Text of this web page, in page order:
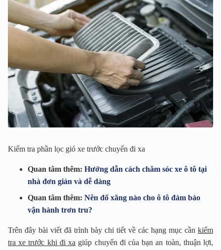
Kiểm tra phần lọc gió xe trước chuyến đi xa
Quan tâm thêm: Hướng dẫn cách chăm sóc xe ô tô tại
nhà đơn giản và dễ dàng
Quan tâm thêm: Nên đổ xăng nào cho ô tô đảm bảo
vận hành trơn tru?
Trên đây bài viết đã trình bày chi tiết về các hạng mục cần kiểm
tra xe trước khi đi xa giúp chuyến đi của bạn an toàn, thuận lợi,